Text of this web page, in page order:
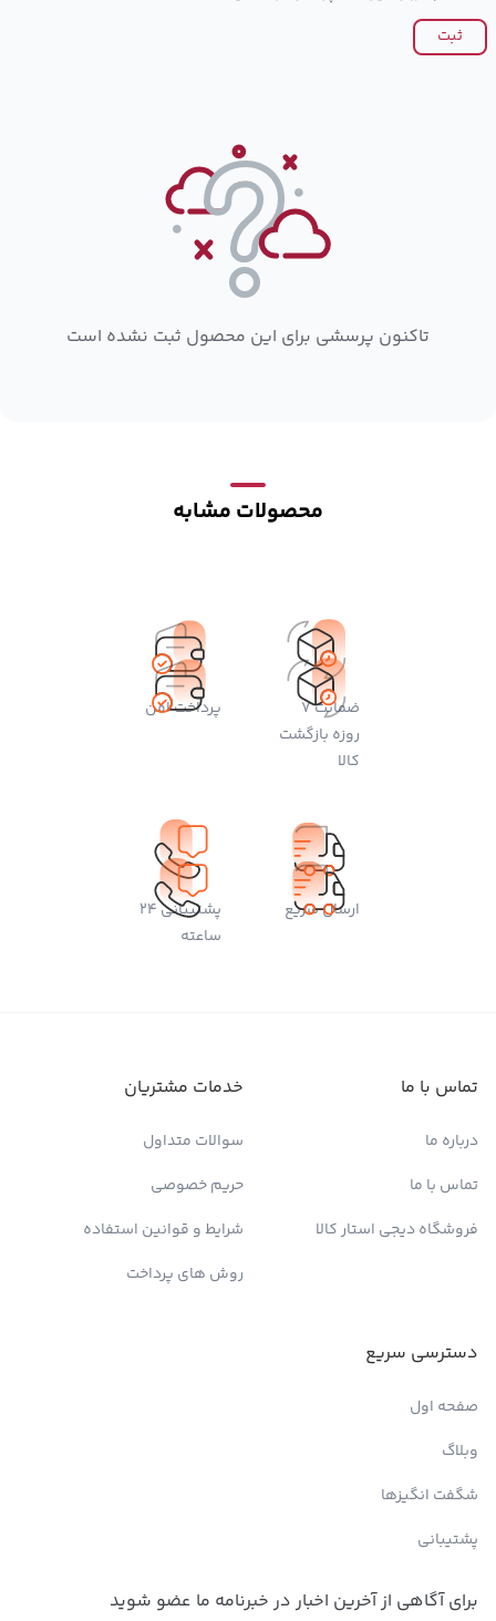
ثبت
تاکنون پرسشی برای این محصول ثبت نشده است
محصولات مشابه
ضمانت 7
روزه بازگشت
کالا
پرداخت امن
ارسال سریع
پشتیبانی 24
ساعته
تماس با ما
درباره ما
تماس با ما
فروشگاه دیجی استار کالا
خدمات مشتریان
سوالات متداول
حریم خصوصی
شرایط و قوانین استفاده
روش های پرداخت
دسترسی سریع
صفحه اول
وبلاگ
شگفت انگیزها
پشتیبانی
برای آگاهی از آخرین اخبار در خبرنامه ما عضو شوید